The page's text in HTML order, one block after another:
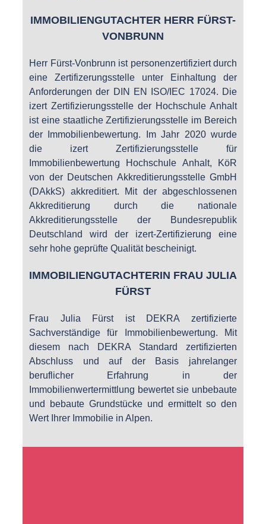
IMMOBILIENGUTACHTER HERR FÜRST-
VONBRUNN
Herr Fürst-Vonbrunn ist personenzertifiziert durch
eine Zertifizerungsstelle unter Einhaltung der
Anforderungen der DIN EN ISO/IEC 17024. Die
izert Zertifizierungsstelle der Hochschule Anhalt
ist eine staatliche Zertifizierungsstelle im Bereich
der Immobilienbewertung. Im Jahr 2020 wurde
die izert Zertifizierungsstelle für
Immobilienbewertung Hochschule Anhalt, KöR
von der Deutschen Akkreditierungsstelle GmbH
(DAkkS) akkreditiert. Mit der abgeschlossenen
Akkreditierung durch die nationale
Akkreditierungsstelle der Bundesrepublik
Deutschland wird der izert-Zertifizierung eine
sehr hohe geprüfte Qualität bescheinigt.
IMMOBILIENGUTACHTERIN FRAU JULIA
FÜRST
Frau Julia Fürst ist DEKRA zertifizierte
Sachverständige für Immobilienbewertung. Mit
diesem nach DEKRA Standard zertifizierten
Abschluss und auf der Basis jahrelanger
beruflicher Erfahrung in der
Immobilienwertermittlung bewertet sie unbebaute
und bebaute Grundstücke und ermittelt so den
Wert Ihrer Immobilie in Alpen.